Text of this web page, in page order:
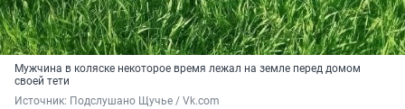
Мужчина в коляске некоторое время лежал на земле перед домом
своей тети
Источник: Подслушано Щучье / Vk.com